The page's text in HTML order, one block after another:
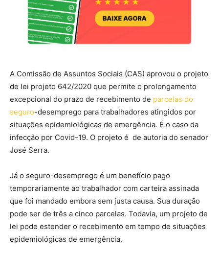
A Comissão de Assuntos Sociais (CAS) aprovou o projeto
de lei projeto 642/2020 que permite o prolongamento
excepcional do prazo de recebimento de parcelas do
seguro-desemprego para trabalhadores atingidos por
situações epidemiológicas de emergência. É o caso da
infecção por Covid-19. O projeto é de autoria do senador
José Serra.
Já o seguro-desemprego é um benefício pago
temporariamente ao trabalhador com carteira assinada
que foi mandado embora sem justa causa. Sua duração
pode ser de três a cinco parcelas. Todavia, um projeto de
lei pode estender o recebimento em tempo de situações
epidemiológicas de emergência.